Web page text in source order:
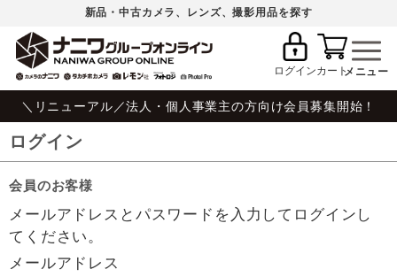
新品・中古カメラ、レンズ、撮影用品を探す
ログインカート
＼リニューアル／法人・個人事業主の方向け会員募集開始！
ログイン
会員のお客様
メールアドレスとパスワードを入力してログインし
てください。
メールアドレス